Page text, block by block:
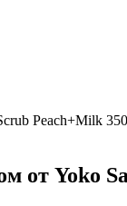
Peach+Milk
от Yoko